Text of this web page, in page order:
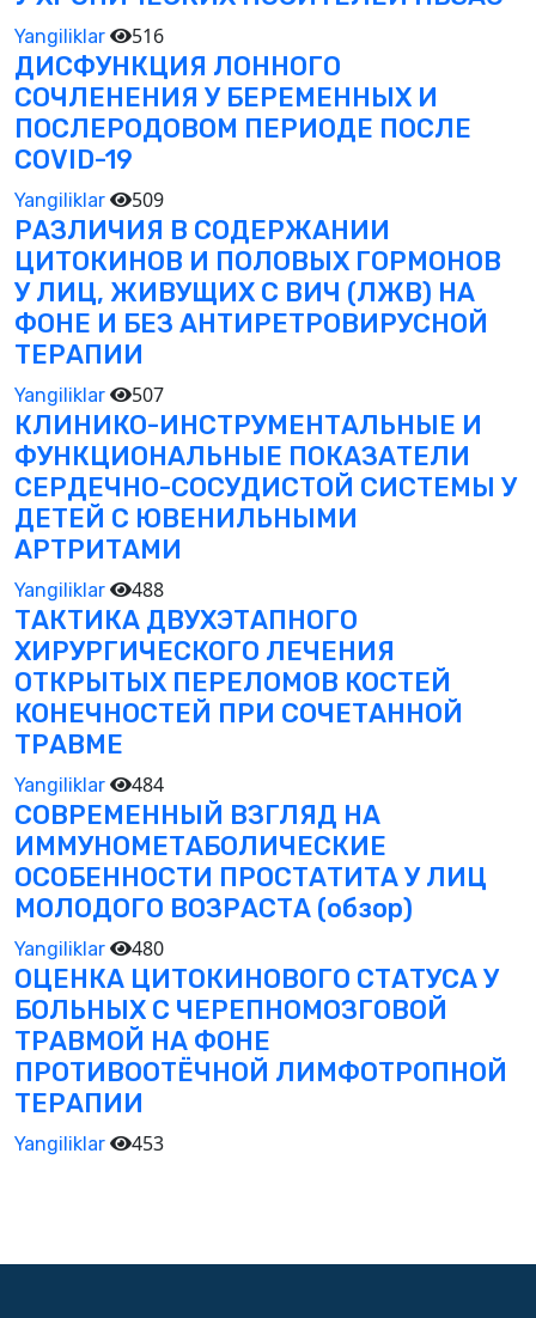
Yangiliklar 516
ДИСФУНКЦИЯ ЛОННОГО
СОЧЛЕНЕНИЯ У БЕРЕМЕННЫХ И
ПОСЛЕРОДОВОМ ПЕРИОДЕ ПОСЛЕ
COVID-19
Yangiliklar 509
РАЗЛИЧИЯ В СОДЕРЖАНИИ
ЦИТОКИНОВ И ПОЛОВЫХ ГОРМОНОВ
У ЛИЦ, ЖИВУЩИХ С ВИЧ (ЛЖВ) НА
ФОНЕ И БЕЗ АНТИРЕТРОВИРУСНОЙ
ТЕРАПИИ
Yangiliklar 507
КЛИНИКО-ИНСТРУМЕНТАЛЬНЫЕ И
ФУНКЦИОНАЛЬНЫЕ ПОКАЗАТЕЛИ
СЕРДЕЧНО-СОСУДИСТОЙ СИСТЕМЫ У
ДЕТЕЙ С ЮВЕНИЛЬНЫМИ
АРТРИТАМИ
Yangiliklar 488
ТАКТИКА ДВУХЭТАПНОГО
ХИРУРГИЧЕСКОГО ЛЕЧЕНИЯ
ОТКРЫТЫХ ПЕРЕЛОМОВ КОСТЕЙ
КОНЕЧНОСТЕЙ ПРИ СОЧЕТАННОЙ
ТРАВМЕ
Yangiliklar 484
СОВРЕМЕННЫЙ ВЗГЛЯД НА
ИММУНОМЕТАБОЛИЧЕСКИЕ
ОСОБЕННОСТИ ПРОСТАТИТА У ЛИЦ
МОЛОДОГО ВОЗРАСТА (обзор)
Yangiliklar 480
ОЦЕНКА ЦИТОКИНОВОГО СТАТУСА У
БОЛЬНЫХ С ЧЕРЕПНОМОЗГОВОЙ
ТРАВМОЙ НА ФОНЕ
ПРОТИВООТЁЧНОЙ ЛИМФОТРОПНОЙ
ТЕРАПИИ
Yangiliklar 453